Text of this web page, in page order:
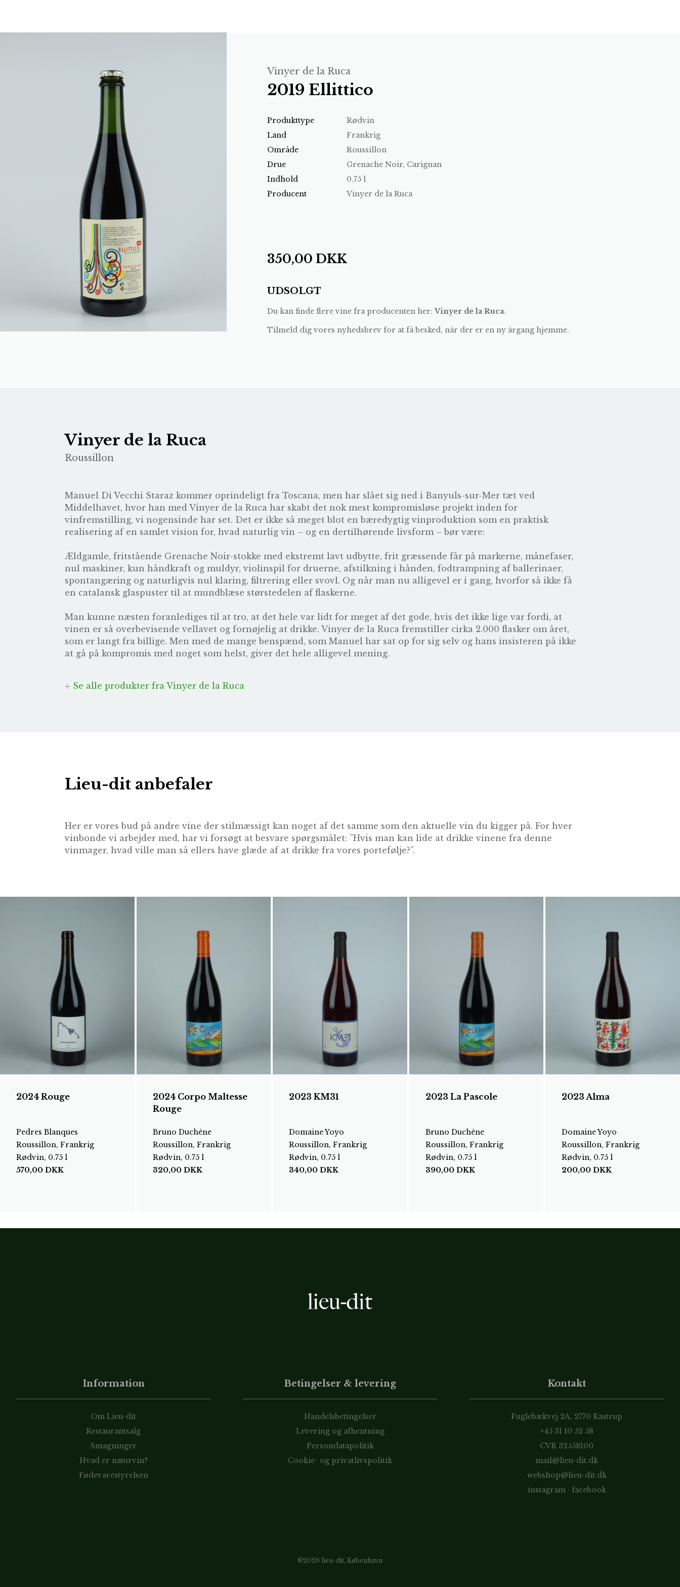
Vinyer de la Ruca
2019 Ellittico
Produkttype
Rødvin
Land
Frankrig
Område
Roussillon
Drue
Grenache Noir, Carignan
Indhold
0.75 l
Producent
Vinyer de la Ruca
350,00 DKK
UDSOLGT
Du kan finde flere vine fra producenten her:Vinyer de la Ruca.
Tilmeld dig vores nyhedsbrev for at få besked, når der er en ny årgang hjemme.
Vinyer de la Ruca
Roussillon
Manuel Di Vecchi Staraz kommer oprindeligt fra Toscana, men har slået sig ned i Banyuls-sur-Mer tæt ved
Middelhavet, hvor han med Vinyer de la Ruca har skabt det nok mest kompromisløse projekt inden for
vinfremstilling, vi nogensinde har set. Det er ikke så meget blot en bæredygtig vinproduktion som en praktisk
realisering af en samlet vision for, hvad naturlig vin – og en dertilhørende livsform – bør være:
Ældgamle, fritstående Grenache Noir-stokke med ekstremt lavt udbytte, frit græssende får på markerne, månefaser,
nul maskiner, kun håndkraft og muldyr, violinspil for druerne, afstilkning i hånden, fodtrampning af ballerinaer,
spontangæring og naturligvis nul klaring, filtrering eller svovl. Og når man nu alligevel er i gang, hvorfor så ikke få
en catalansk glaspuster til at mundblæse størstedelen af flaskerne.
Man kunne næsten foranlediges til at tro, at det hele var lidt for meget af det gode, hvis det ikke lige var fordi, at
vinen er så overbevisende vellavet og fornøjelig at drikke. Vinyer de la Ruca fremstiller cirka 2.000 flasker om året,
som er langt fra billige. Men med de mange benspænd, som Manuel har sat op for sig selv og hans insisteren på ikke
at gå på kompromis med noget som helst, giver det hele alligevel mening.
Se alle produkter fra Vinyer de la Ruca
Lieu-dit anbefaler
Her er vores bud på andre vine der stilmæssigt kan noget af det samme som den aktuelle vin du kigger på. For hver
vinbonde vi arbejder med, har vi forsøgt at besvare spørgsmålet: ”Hvis man kan lide at drikke vinene fra denne
vinmager, hvad ville man så ellers have glæde af at drikke fra vores portefølje?”.
2024 Rouge
Pedres Blanques
Roussillon, Frankrig
Rødvin, 0.75 l
570,00 DKK
2024 Corpo Maltesse
Rouge
Bruno Duchêne
Roussillon, Frankrig
Rødvin, 0.75 l
320,00 DKK
2023 KM31
Domaine Yoyo
Roussillon, Frankrig
Rødvin, 0.75 l
340,00DKK
2023 La Pascole
Bruno Duchêne
Roussillon, Frankrig
Rødvin, 0.75 l
390,00 DKK
2023 Alma
Domaine Yoyo
Roussillon, Frankrig
Rødvin, 0.75 l
200,00DKK
Information
Om Lieu-dit
Restaurantsalg
Smagninger
Hvad er naturvin?
Fødevarestyrelsen
Betingelser & levering
Handelsbetingelser
Levering og afhentning
Persondatapolitik
Cookie- og privatlivspolitik
Kontakt
Fuglebækvej 2A, 2770 Kastrup
+45 31 10 52 58
CVR 32558100
mail@lieu-dit.dk
webshop@lieu-dit.dk
instagram · facebook
©2026 lieu-dit, København